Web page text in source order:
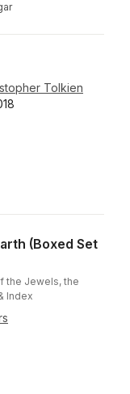
Tolkien
antal röster:
(Boxed Set
the Jewels, the
Index